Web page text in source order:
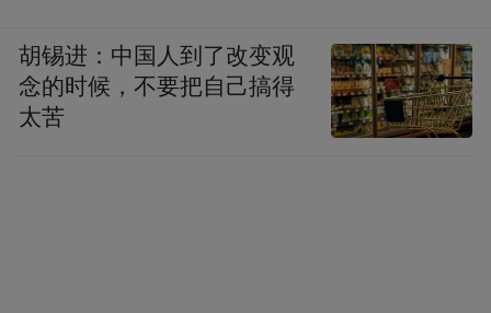
胡锡进：中国人到了改变观
念的时候，不要把自己搞得
太苦